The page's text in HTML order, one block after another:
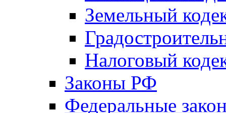
Земельный
Налоговый
Законы РФ
Федеральные